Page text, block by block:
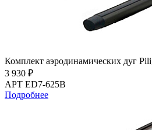
Комплект аэродинамических дуг
3 930 ₽
АРТ ED7-625B
Подробнее